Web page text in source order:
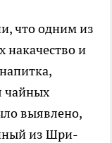
что одним из
и
чайных
выявлено,
из Шри-